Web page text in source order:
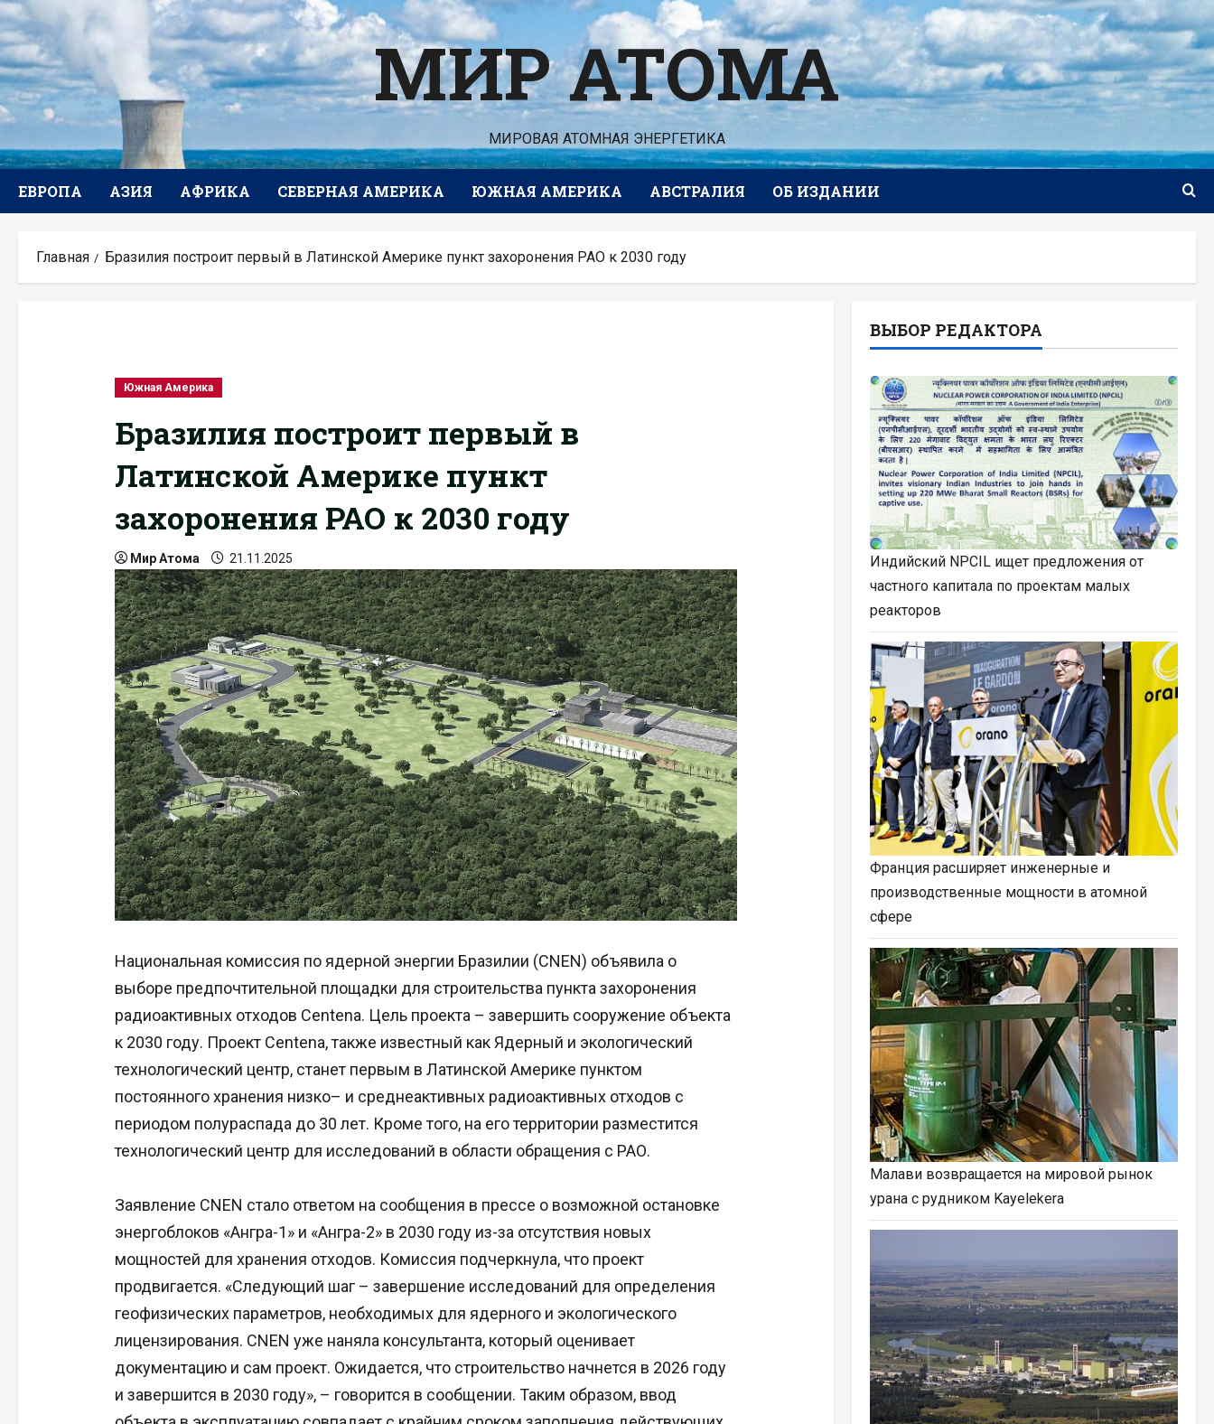
Перейти
к
содержимому
МИР АТОМА
МИРОВАЯ АТОМНАЯ ЭНЕРГЕТИКА
ЕВРОПА АЗИЯ АФРИКА СЕВЕРНАЯ АМЕРИКА ЮЖНАЯ АМЕРИКА АВСТРАЛИЯ ОБ ИЗДАНИИ
Главная Бразилия построит первый в Латинской Америке пункт захоронения РАО к 2030 году
Южная Америка
Бразилия построит первый в
Латинской Америке пункт
захоронения РАО к 2030 году
Мир Атома 21.11.2025
Национальная комиссия по ядерной энергии Бразилии (CNEN) объявила о
выборе предпочтительной площадки для строительства пункта захоронения
радиоактивных отходов Centena. Цель проекта – завершить сооружение объекта
к 2030 году. Проект Centena, также известный как Ядерный и экологический
технологический центр, станет первым в Латинской Америке пунктом
постоянного хранения низко– и среднеактивных радиоактивных отходов с
периодом полураспада до 30 лет. Кроме того, на его территории разместится
технологический центр для исследований в области обращения с РАО.
Заявление CNEN стало ответом на сообщения в прессе о возможной остановке
энергоблоков «Ангра-1» и «Ангра-2» в 2030 году из-за отсутствия новых
мощностей для хранения отходов. Комиссия подчеркнула, что проект
продвигается. «Следующий шаг – завершение исследований для определения
геофизических параметров, необходимых для ядерного и экологического
лицензирования. CNEN уже наняла консультанта, который оценивает
документацию и сам проект. Ожидается, что строительство начнется в 2026 году
и завершится в 2030 году», – говорится в сообщении. Таким образом, ввод
ВЫБОР РЕДАКТОРА
Индийский NPCIL ищет предложения от
частного капитала по проектам малых
реакторов
Франция расширяет инженерные и
производственные мощности в атомной
сфере
Малави возвращается на мировой рынок
урана с рудником Kayelekera